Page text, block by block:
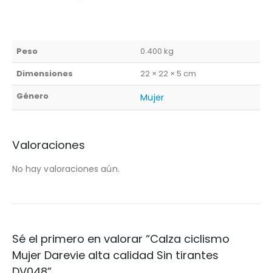
Peso
0.400 kg
Dimensiones
22 × 22 × 5 cm
Género
Mujer
Valoraciones
No hay valoraciones aún.
Sé el primero en valorar “Calza ciclismo
Mujer Darevie alta calidad Sin tirantes